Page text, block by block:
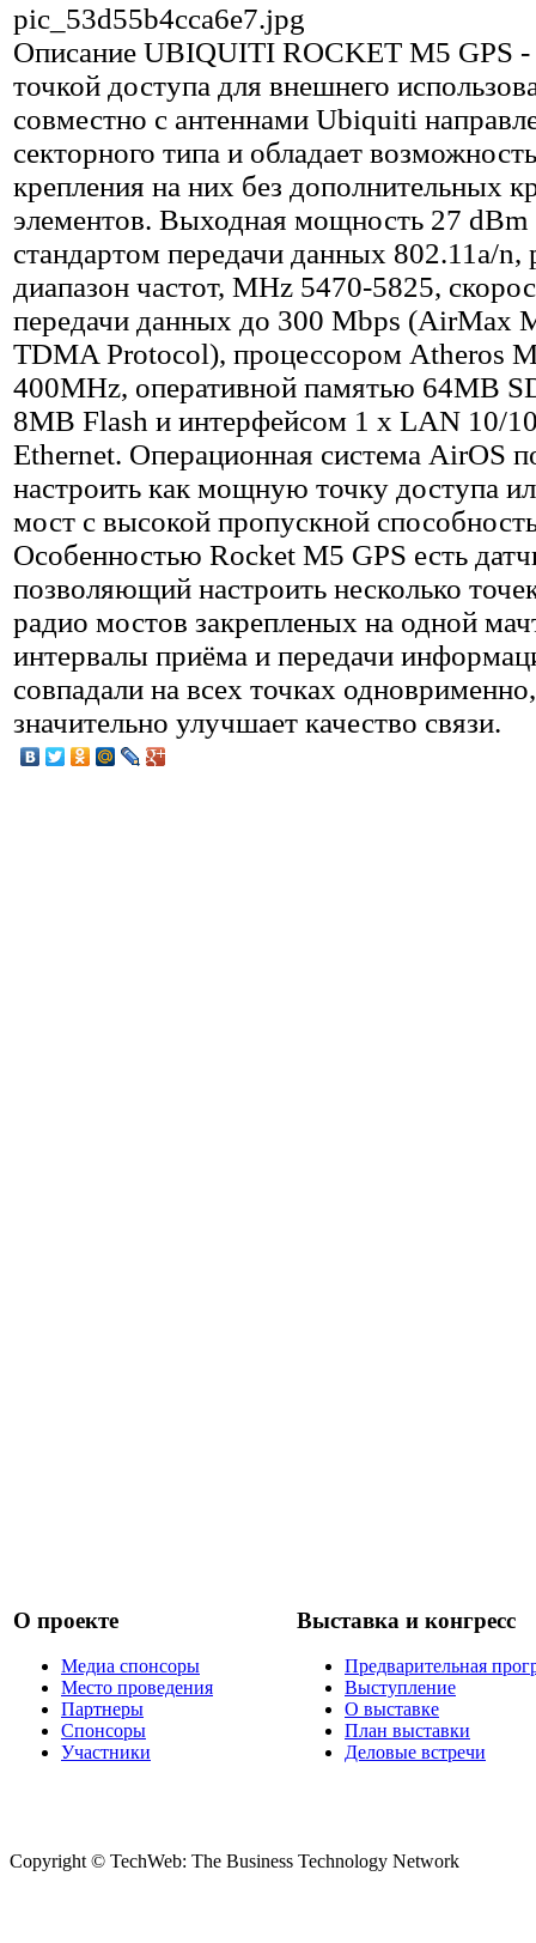
pic_53d55b4cca6e7.jpg
Описание UBIQUITI ROCKET M5 GPS -
точкой доступа для внешнего
совместно с антеннами Ubiquiti
секторного типа и обладает
крепления на них без дополнительных
элементов. Выходная мощность 27
стандартом передачи данных 802.11a/n,
диапазон частот, MHz 5470-5825,
передачи данных до 300 Mbps (AirMax
TDMA Protocol), процессором Atheros
400MHz, оперативной памятью 64MB
8MB Flash и интерфейсом 1 х LAN 10/
Ethernet. Операционная система AirOS
настроить как мощную точку доступа
мост с высокой пропускной
Особенностью Rocket M5 GPS есть
позволяющий настроить несколько
радио мостов закрепленых на одной
интервалы приёма и передачи
совпадали на всех точках
значительно улучшает качество связи.
О проекте
Медиа спонсоры
Место проведения
Партнеры
Спонсоры
Участники
Выставка и конгресс
Предварительная
Выступление
О выставке
План выставки
Деловые встречи
Copyright © TechWeb: The Business Technology Network